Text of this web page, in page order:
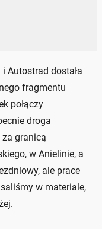
Autostrad dostała
fragmentu
połączy
droga
granicą
w Anielinie, a
ale prace
w materiale,